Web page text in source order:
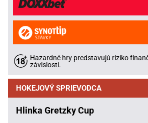
Hazardné hry predstavujú riziko
závislosti.
HOKEJOVÝ SPRIEVODCA
Hlinka Gretzky Cup